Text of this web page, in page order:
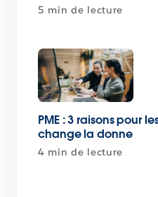
5 min de lecture
PME : 3 raisons pour
change la donne
4 min de lecture